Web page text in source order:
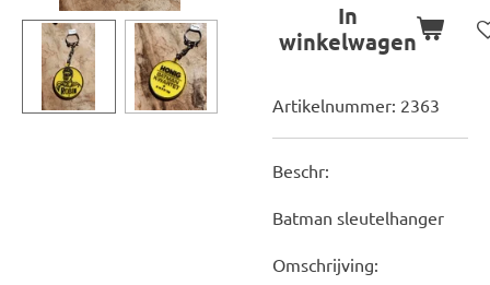
In
winkelwagen
Artikelnummer: 2363
Beschr:
Batman sleutelhanger
Omschrijving: